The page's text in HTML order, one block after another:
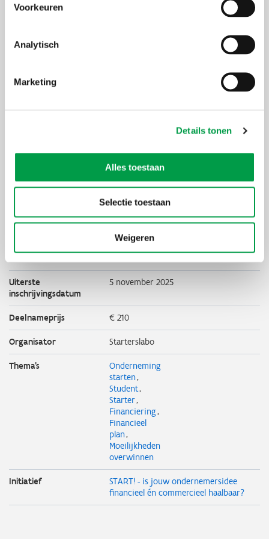
Voorkeuren
Analytisch
Marketing
Details tonen
Alles toestaan
Selectie toestaan
Weigeren
je persoonlijke situatie - wat is belangrijk in je leven?
Uiterste
inschrijvingsdatum
5 november 2025
Deelnameprijs € 210
Organisator Starterslabo
Thema's
Onderneming
starten
Student
Starter
Financiering
Financieel
plan
Moeilijkheden
overwinnen
Initiatief
START! - is jouw ondernemersidee
financieel én commercieel haalbaar?